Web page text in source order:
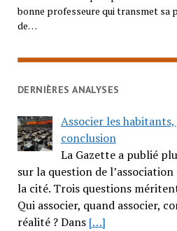
bonne professeure qui transmet sa
de…
DERNIÈRES ANALYSES
Associer les
conclusion
La Gazette a publié
sur la question de
la cité. Trois questions
Qui associer, quand associer,
réalité ? Dans […]